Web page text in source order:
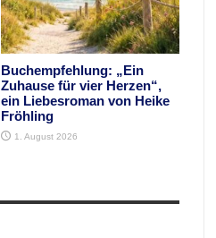
Buchempfehlung: „Ein
Zuhause für vier Herzen“,
ein Liebesroman von Heike
Fröhling
1. August 2026